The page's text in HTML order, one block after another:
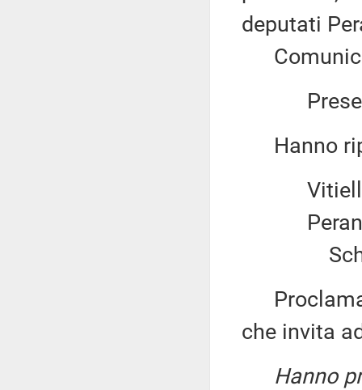
deputati
Hanno
Proclama
che invita
Hanno